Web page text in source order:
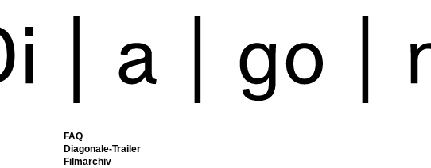
FAQ
Diagonale-Trailer
Filmarchiv